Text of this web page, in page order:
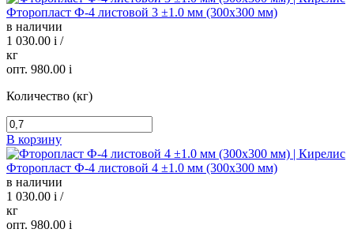
Фторопласт Ф-4 листовой 3 ±1.0 мм (300х300 мм)
в наличии
1 030.00 i /
кг
опт. 980.00 i
Количество (кг)
В корзину
Фторопласт Ф-4 листовой 4 ±1.0 мм (300х300 мм)
в наличии
1 030.00 i /
кг
опт. 980.00 i